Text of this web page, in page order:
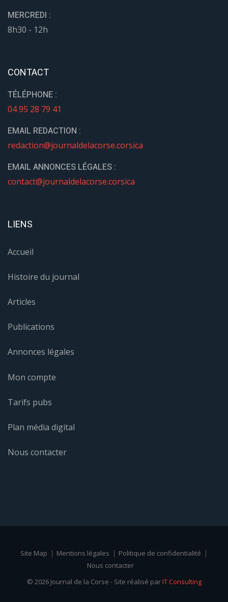
MERCREDI :
8h30 - 12h
CONTACT
TÉLÉPHONE :
04 95 28 79 41
EMAIL REDACTION :
redaction@journaldelacorse.corsica
EMAIL ANNONCES LÉGALES :
contact@journaldelacorse.corsica
LIENS
Accueil
Histoire du journal
Articles
Publications
Annonces légales
Mon compte
Tarifs pubs
Plan média digital
Nous contacter
Site Map Mentions légales
Politique de confidentialité
Nous contacter
© 2026 Journal de la Corse - Site réalisé parIT Consulting